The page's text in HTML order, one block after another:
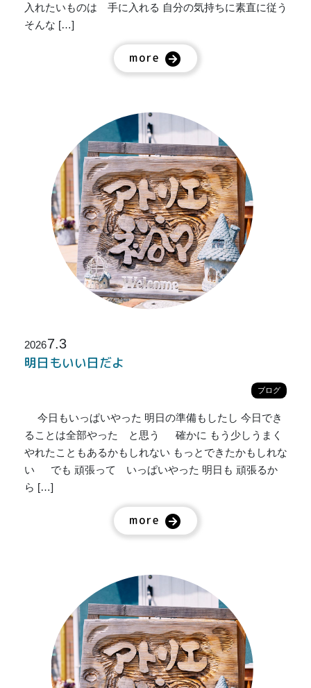
入れたいものは 手に入れる 自分の気持ちに素直に従う
そんな […]
more
20267.3
明日もいい日だよ
ブログ
今日もいっぱいやった 明日の準備もしたし 今日でき
ることは全部やった と思う 確かに もう少しうまく
やれたこともあるかもしれない もっとできたかもしれな
い でも 頑張って いっぱいやった 明日も 頑張るか
ら […]
more